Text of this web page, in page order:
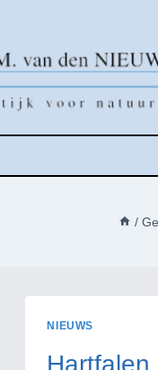
inhoud
/
NIEUWS
Hartfalen